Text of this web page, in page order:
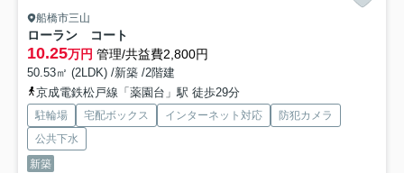
船橋市三山
ローラン コート
10.25万円 管理/共益費2,800円
50.53㎡ (2LDK) /新築 /2階建
京成電鉄松戸線「薬園台」駅 徒歩29分
駐輪場 宅配ボックス インターネット対応
防犯カメラ
公共下水
新築